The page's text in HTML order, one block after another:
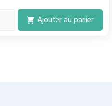
 Ajouter au panier